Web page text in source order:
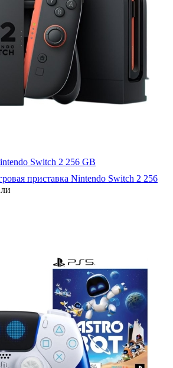
Switch 2 256 GB
приставка Nintendo Switch 2 256